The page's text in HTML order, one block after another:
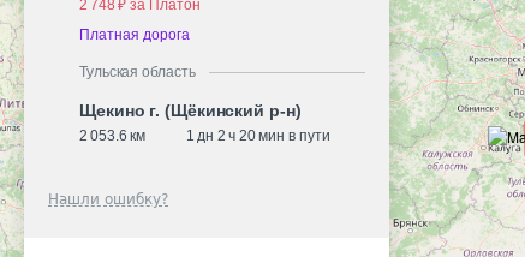
2 748 ₽ за Платон
Платная дорога
Тульская область
Щекино г. (Щёкинский р-н)
2 053.6 км 1 дн 2 ч 20 мин в пути
Нашли ошибку?